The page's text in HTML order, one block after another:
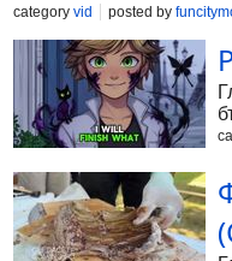
category vid posted by